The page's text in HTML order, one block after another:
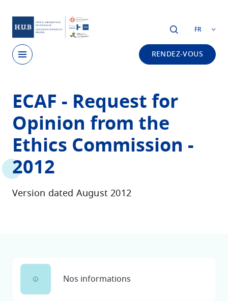
FR
RENDEZ-VOUS
main
content
ECAF - Request for
Opinion from the
Ethics Commission -
2012
Version dated August 2012
Nos informations